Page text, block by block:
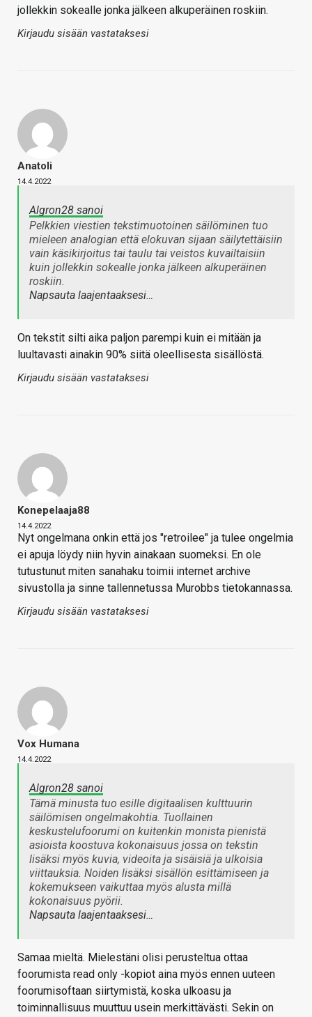
jollekkin sokealle jonka jälkeen alkuperäinen roskiin.
Kirjaudu sisään vastataksesi
Anatoli
14.4.2022
Algron28 sanoi
Pelkkien viestien tekstimuotoinen säilöminen tuo
mieleen analogian että elokuvan sijaan säilytettäisiin
vain käsikirjoitus tai taulu tai veistos kuvailtaisiin
kuin jollekkin sokealle jonka jälkeen alkuperäinen
roskiin.
Napsauta laajentaaksesi…
On tekstit silti aika paljon parempi kuin ei mitään ja
luultavasti ainakin 90% siitä oleellisesta sisällöstä.
Kirjaudu sisään vastataksesi
Konepelaaja88
14.4.2022
Nyt ongelmana onkin että jos "retroilee" ja tulee ongelmia
ei apuja löydy niin hyvin ainakaan suomeksi. En ole
tutustunut miten sanahaku toimii internet archive
sivustolla ja sinne tallennetussa Murobbs tietokannassa.
Kirjaudu sisään vastataksesi
Vox Humana
14.4.2022
Algron28 sanoi
Tämä minusta tuo esille digitaalisen kulttuurin
säilömisen ongelmakohtia. Tuollainen
keskustelufoorumi on kuitenkin monista pienistä
asioista koostuva kokonaisuus jossa on tekstin
lisäksi myös kuvia, videoita ja sisäisiä ja ulkoisia
viittauksia. Noiden lisäksi sisällön esittämiseen ja
kokemukseen vaikuttaa myös alusta millä
kokonaisuus pyörii.
Napsauta laajentaaksesi…
Samaa mieltä. Mielestäni olisi perusteltua ottaa
foorumista read only -kopiot aina myös ennen uuteen
foorumisoftaan siirtymistä, koska ulkoasu ja
toiminnallisuus muuttuu usein merkittävästi. Sekin on